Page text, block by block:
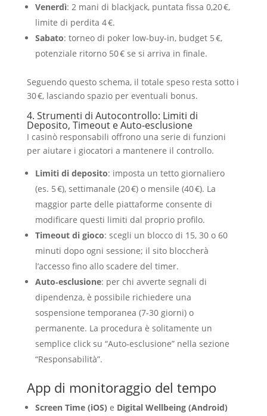
Venerdì: 2 mani di blackjack, puntata fissa 0,20 €,
limite di perdita 4 €.
Sabato: torneo di poker low‑buy‑in, budget 5 €,
potenziale ritorno 50 € se si arriva in finale.
Seguendo questo schema, il totale speso resta sotto i
30 €, lasciando spazio per eventuali bonus.
4. Strumenti di Autocontrollo: Limiti di
Deposito, Timeout e Auto‑esclusione
I casinò responsabili offrono una serie di funzioni
per aiutare i giocatori a mantenere il controllo.
Limiti di deposito: imposta un tetto giornaliero
(es. 5 €), settimanale (20 €) o mensile (40 €). La
maggior parte delle piattaforme consente di
modificare questi limiti dal proprio profilo.
Timeout di gioco: scegli un blocco di 15, 30 o 60
minuti dopo ogni sessione; il sito bloccherà
l’accesso fino allo scadere del timer.
Auto‑esclusione: per chi avverte segnali di
dipendenza, è possibile richiedere una
sospensione temporanea (7‑30 giorni) o
permanente. La procedura è solitamente un
semplice click su “Auto‑esclusione” nella sezione
“Responsabilità”.
App di monitoraggio del tempo
Screen Time (iOS) e Digital Wellbeing (Android)